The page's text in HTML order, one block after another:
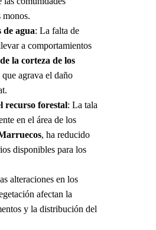
monos.
de agua: La falta de
a comportamientos
la corteza de los
agrava el daño
recurso forestal: La tala
en el área de los
, ha reducido
disponibles para los
alteraciones en los
afectan la
y la distribución del